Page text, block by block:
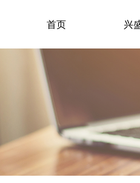
首页 兴